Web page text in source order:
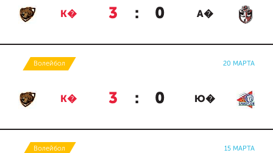
К� 3 : 0 А�
Волейбол 20 МАРТА
К� 3 : 0 Ю�
Волейбол 15 МАРТА